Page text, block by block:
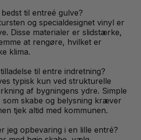
til entreé gulve?
og specialdesignet vinyl er
Disse materialer er slidstærke,
at rengøre, hvilket er
klima.
til entre indretning?
typisk kun ved strukturelle
af bygningens ydre. Simple
som skabe og belysning kræver
tjek altid med kommunen.
jeg opbevaring i en lille entré?